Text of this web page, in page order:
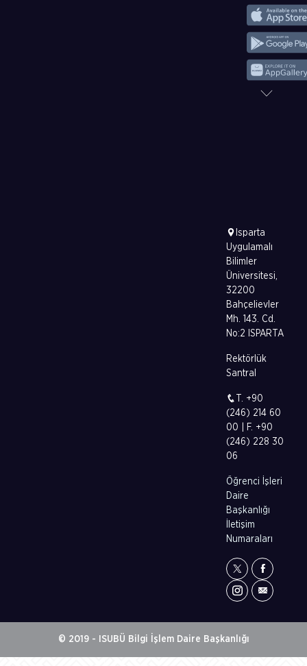
Isparta
Uygulamalı
Bilimler
Üniversitesi,
32200
Bahçelievler
Mh. 143. Cd.
No:2 ISPARTA
Rektörlük
Santral
T. +90
(246) 214 60
00 | F. +90
(246) 228 30
06
Öğrenci İşleri
Daire
Başkanlığı
İletişim
Numaraları
© 2019 - ISUBÜ Bilgi İşlem Daire Başkanlığı